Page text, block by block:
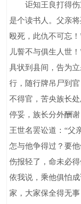
讵知王良打得伤
是个读书人。父亲
殴死，此仇不可忘
儿誓不与俱生人世
具状到县间，告为
行，随行牌吊尸到
不得官，苦央族长
停妥，族长分外酬
王世名罢讼道：“父
怎与他争得过？要
伤报轻了，命未必
依我说，乘他俱怕
家，大家保全得无